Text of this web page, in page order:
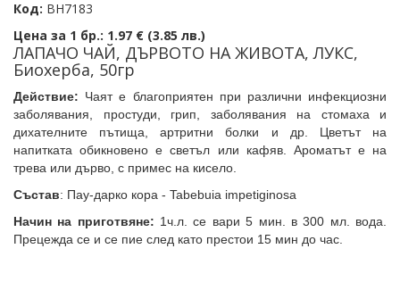
Код: BH7183
Цена за 1 бр.: 1.97 € (3.85 лв.)
ЛАПАЧО ЧАЙ, ДЪРВОТО НА ЖИВОТА, ЛУКС,
Биохерба, 50гр
Действие: Чаят е благоприятен при различни инфекциозни
заболявания, простуди, грип, заболявания на стомаха и
дихателните пътища, артритни болки и др. Цветът на
напитката обикновено е светъл или кафяв. Ароматът е на
трева или дърво, с примес на кисело.
Състав: Пау-дарко кора - Tabebuia impetiginosa
Начин на приготвяне: 1ч.л. се вари 5 мин. в 300 мл. вода.
Прецежда се и се пие след като престои 15 мин до час.